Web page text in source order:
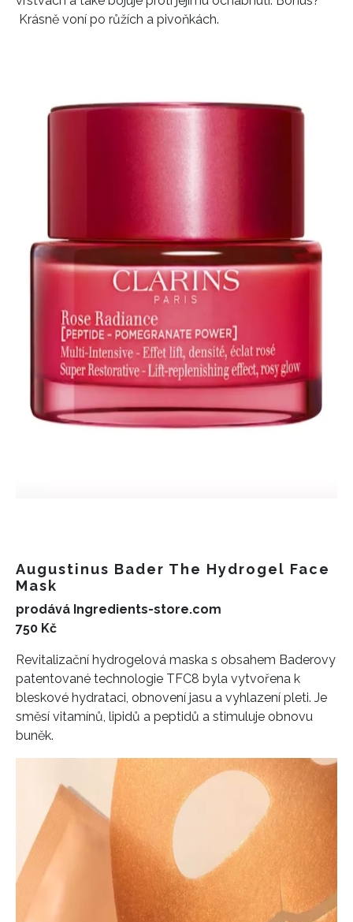
INFORMACE
Krásně voní po růžích a pivoňkách.
Augustinus Bader The Hydrogel Face
Mask
prodává Ingredients-store.com
750 Kč
Revitalizační hydrogelová maska s obsahem Baderovy
patentované technologie TFC8 byla vytvořena k
bleskové hydrataci, obnovení jasu a vyhlazení pleti. Je
směsí vitamínů, lipidů a peptidů a stimuluje obnovu
buněk.